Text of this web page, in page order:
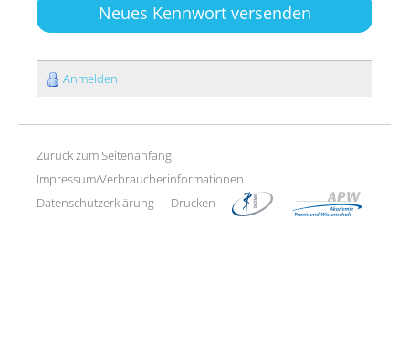
Neues Kennwort versenden
Anmelden
Zurück zum Seitenanfang
Impressum/Verbraucherinformationen
Datenschutzerklärung
Drucken